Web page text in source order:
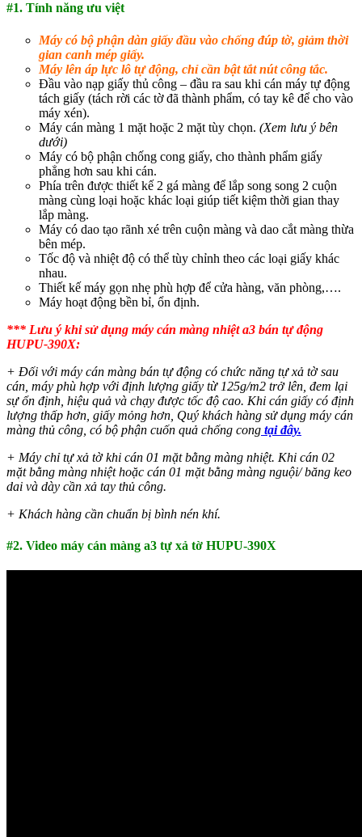
#1. Tính năng ưu việt
Máy có bộ phận dàn giấy đầu vào chống đúp tờ, giảm thời
gian canh mép giấy.
Máy lên áp lực lô tự động, chỉ cần bật tắt nút công tắc.
Đầu vào nạp giấy thủ công – đầu ra sau khi cán máy tự động
tách giấy (tách rời các tờ đã thành phẩm, có tay kê để cho vào
máy xén).
Máy cán màng 1 mặt hoặc 2 mặt tùy chọn. (Xem lưu ý bên
dưới)
Máy có bộ phận chống cong giấy, cho thành phẩm giấy
phẳng hơn sau khi cán.
Phía trên được thiết kế 2 gá màng để lắp song song 2 cuộn
màng cùng loại hoặc khác loại giúp tiết kiệm thời gian thay
lắp màng.
Máy có dao tạo rãnh xé trên cuộn màng và dao cắt màng thừa
bên mép.
Tốc độ và nhiệt độ có thể tùy chỉnh theo các loại giấy khác
nhau.
Thiết kế máy gọn nhẹ phù hợp để cửa hàng, văn phòng,….
Máy hoạt động bền bỉ, ổn định.
*** Lưu ý khi sử dụng máy cán màng nhiệt a3 bán tự động
HUPU-390X:
+ Đối với máy cán màng bán tự động có chức năng tự xả tờ sau
cán, máy phù hợp với định lượng giấy từ 125g/m2 trở lên, đem lại
sự ổn định, hiệu quả và chạy được tốc độ cao. Khi cán giấy có định
lượng thấp hơn, giấy mỏng hơn, Quý khách hàng sử dụng máy cán
màng thủ công, có bộ phận cuốn quả chống cong tại đây.
+ Máy chỉ tự xả tờ khi cán 01 mặt bằng màng nhiệt. Khi cán 02
mặt bằng màng nhiệt hoặc cán 01 mặt bằng màng nguội/ băng keo
dai và dày cần xả tay thủ công.
+ Khách hàng cần chuẩn bị bình nén khí.
#2. Video máy cán màng a3 tự xả tờ HUPU-390X